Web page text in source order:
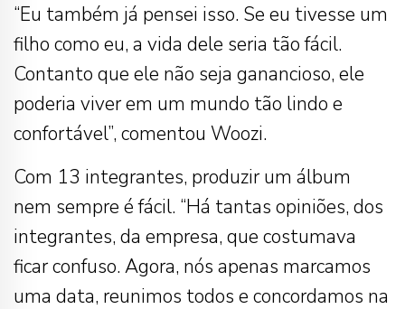
“Eu também já pensei isso. Se eu tivesse um
filho como eu, a vida dele seria tão fácil.
Contanto que ele não seja ganancioso, ele
poderia viver em um mundo tão lindo e
confortável”, comentou Woozi.
Com 13 integrantes, produzir um álbum
nem sempre é fácil. “Há tantas opiniões, dos
integrantes, da empresa, que costumava
ficar confuso. Agora, nós apenas marcamos
uma data, reunimos todos e concordamos na